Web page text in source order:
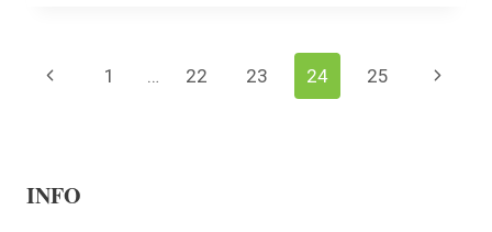
Page
Previous
1 … 22 23 24 25
Next
INFO